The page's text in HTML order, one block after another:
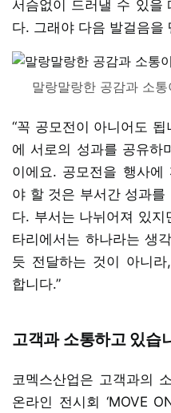
서슴없이 드러낼 수 있을
다. 그래야 다음 발걸음을
말랑말랑한 공감과 소
“꼭 공모전이 아니어도
에 서로의 성과를 공유하
이에요. 공모전을 행사
야 할 것은 부서간 성과
다. 부서는 나뉘어져 있
타리에서는 하나라는 생
듯 전달하는 것이 아니
합니다.”
고객과 소통하고 있습
코멕스산업은 고객과의
온라인 전시회 ‘MOVE